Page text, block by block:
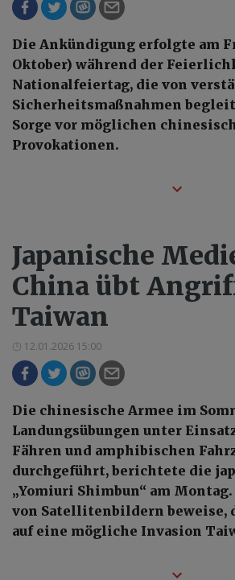
Die Ankündigung erfolgte am
Oktober) während der
Nationalfeiertag, die von
Sicherheitsmaßnahmen
Sorge vor möglichen
Provokationen.
Japanische
China übt
Taiwan
12.01.2026 15:00
Die chinesische Armee im
Landungsübungen unter
Fähren und amphibischen
durchgeführt, berichtete die
„Yomiuri Shimbun“ am
von Satellitenbildern beweise,
auf eine mögliche Invasion